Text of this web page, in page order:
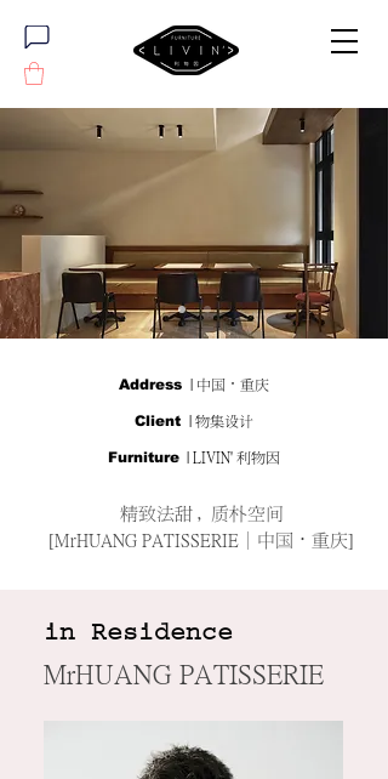
Address | 中国·重庆
Client | 物集设计
Furniture | LIVIN' 利物因
精致法甜，质朴空间
[MrHUANG PATISSERIE｜中国·重庆]
in Residence
MrHUANG PATISSERIE